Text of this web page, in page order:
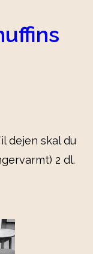
dejen skal du
2 dl.